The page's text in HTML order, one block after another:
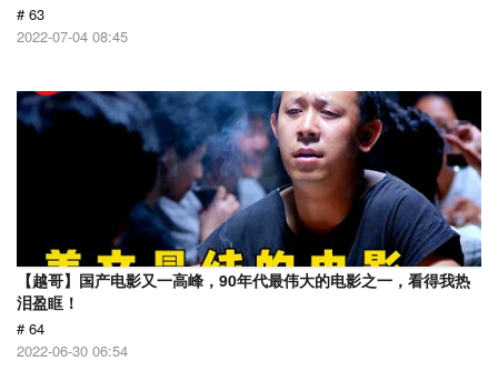
# 63
2022-07-04 08:45
【越哥】国产电影又一高峰，90年代最伟大的电影之一，看得我热
泪盈眶！
# 64
2022-06-30 06:54